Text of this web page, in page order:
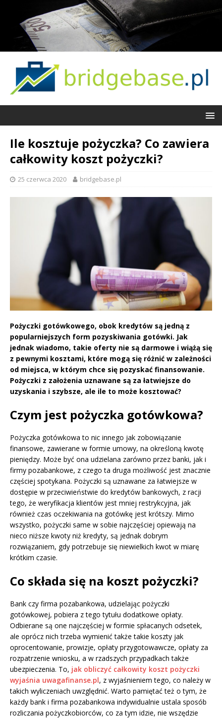
Ile kosztuje pożyczka? Co zawiera
całkowity koszt pożyczki?
25 czerwca 2020 bridgebase.pl
Pożyczki gotówkowego, obok kredytów są jedną z
popularniejszych form pozyskiwania gotówki. Jak
jednak wiadomo, takie oferty nie są darmowe i wiążą się
z pewnymi kosztami, które mogą się różnić w zależności
od miejsca, w którym chce się pozyskać finansowanie.
Pożyczki z założenia uznawane są za łatwiejsze do
uzyskania i szybsze, ale ile to może kosztować?
Czym jest pożyczka gotówkowa?
Pożyczka gotówkowa to nic innego jak zobowiązanie
finansowe, zawierane w formie umowy, na określoną kwotę
pieniędzy. Może być ona udzielana zarówno przez banki, jak i
firmy pozabankowe, z czego ta druga możliwość jest znacznie
częściej spotykana. Pożyczki są uznawane za łatwiejsze w
dostępie w przeciwieństwie do kredytów bankowych, z racji
tego, że weryfikacja klientów jest mniej restrykcyjna, jak
również czas oczekiwania na gotówkę jest krótszy. Mimo
wszystko, pożyczki same w sobie najczęściej opiewają na
nieco niższe kwoty niż kredyty, są jednak dobrym
rozwiązaniem, gdy potrzebuje się niewielkich kwot w miarę
krótkim czasie.
Co składa się na koszt pożyczki?
Bank czy firma pozabankowa, udzielając pożyczki
gotówkowej, pobiera z tego tytułu dodatkowe opłaty.
Odbierane są one najczęściej w formie spłacanych odsetek,
ale oprócz nich trzeba wymienić także takie koszty jak
oprocentowanie, prowizje, opłaty przygotowawcze, opłaty za
rozpatrzenie wniosku, a w rzadszych przypadkach także
ubezpieczenia. To, jak obliczyć całkowity koszt pożyczki
wyjaśnia uwagafinanse.pl, z wyjaśnieniem tego, co należy w
takich wyliczeniach uwzględnić. Warto pamiętać też o tym, że
każdy bank i firma pozabankowa indywidualnie ustala sposób
rozliczania pożyczkobiorców, co za tym idzie, nie wszędzie